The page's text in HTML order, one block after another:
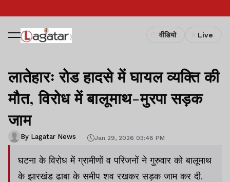
वीडियो Live
लातेहारः रोड हादसे में घायल व्यक्ति की
मौत, विरोध में बालूमाथ-मुरपा सड़क
जाम
By Lagatar News Jan 29, 2026 03:48 PM
घटना के विरोध में ग्रामीणों व परिजनों ने गुरुवार को बालूमाथ
के झारखंड ढाबा के समीप शव रखकर सड़क जाम कर दी.